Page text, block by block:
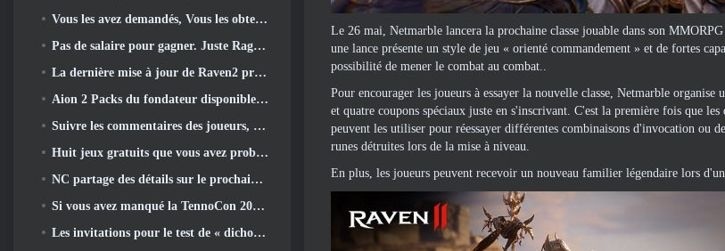
Le 26 mai, Netmarble lancera la prochaine classe jouable dans son
une lance présente un style de jeu « orienté commandement » et de fortes
possibilité de mener le combat au combat..
Pour encourager les joueurs à essayer la nouvelle classe, Netmarble
et quatre coupons spéciaux juste en s'inscrivant. C'est la première fois que
peuvent les utiliser pour réessayer différentes combinaisons d'invocation ou
runes détruites lors de la mise à niveau.
En plus, les joueurs peuvent recevoir un nouveau familier légendaire lors
Vous les avez demandés, Vous les obtenez. Les dragons arrivent sur Albion Online
Pas de salaire pour gagner. Juste Ragnarök. Origin Classic est lancé en juillet 23
La dernière mise à jour de Raven2 présente le système d'éveil des compétences, Donner aux joueurs plus de moyens d'améliorer leurs compétences
Aion 2 Packs du fondateur disponibles à l'achat, Complet avec cinq jours d'accès anticipé
Suivre les commentaires des joueurs, Les joueurs de League Of Legends Classic n’auront pas à payer pour les skins classiques
Huit jeux gratuits que vous avez probablement négligés et qui font partie du Train Fest de Steam
NC partage des détails sur le prochain accès anticipé d’Aion 2
Si vous avez manqué la TennoCon 2026, Digital Extremes partage tous les panneaux
Les invitations pour le test de « dichotomie » du Silver Palace sont envoyées